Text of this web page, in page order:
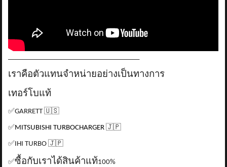
เราคือตัวแทนจำหน่ายอย่างเป็นทางการ
เทอร์โบแท้
✅GARRETT🇺🇸
✅ MITSUBISHI TURBOCHARGER 🇯🇵
✅ IHI TURBO🇯🇵
✅ซื้อกับเราได้สินค้าแท้100%